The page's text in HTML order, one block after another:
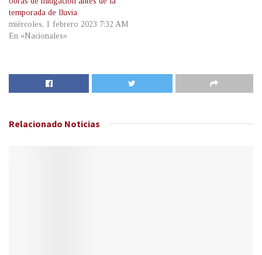
temporada de lluvia
miércoles, 1 febrero 2023 7:32 AM
En «Nacionales»
Relacionado Noticias